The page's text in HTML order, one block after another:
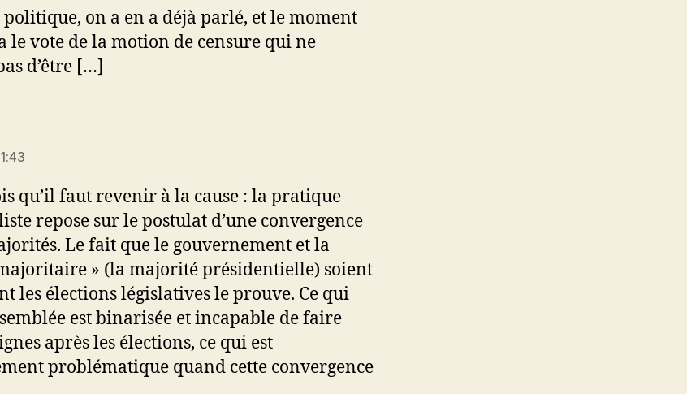
politique, on a en a déjà parlé, et le moment
le vote de la motion de censure qui ne
d’être […]
qu’il faut revenir à la cause : la pratique
repose sur le postulat d’une convergence
Le fait que le gouvernement et la
» (la majorité présidentielle) soient
les élections législatives le prouve. Ce qui
est binarisée et incapable de faire
après les élections, ce qui est
problématique quand cette convergence